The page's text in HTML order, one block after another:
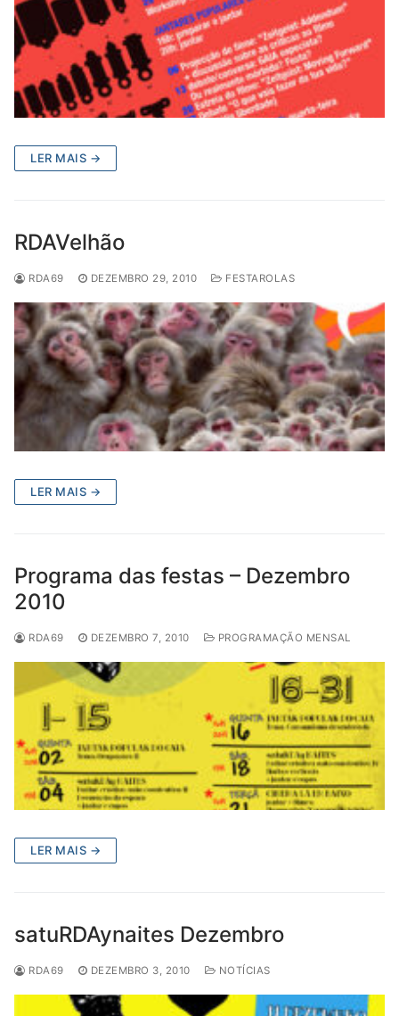
LER MAIS →
RDAVelhão
RDA69 DEZEMBRO 29, 2010 FESTAROLAS
LER MAIS →
Programa das festas – Dezembro
2010
RDA69 DEZEMBRO 7, 2010 PROGRAMAÇÃO MENSAL
LER MAIS →
satuRDAynaites Dezembro
RDA69 DEZEMBRO 3, 2010 NOTÍCIAS